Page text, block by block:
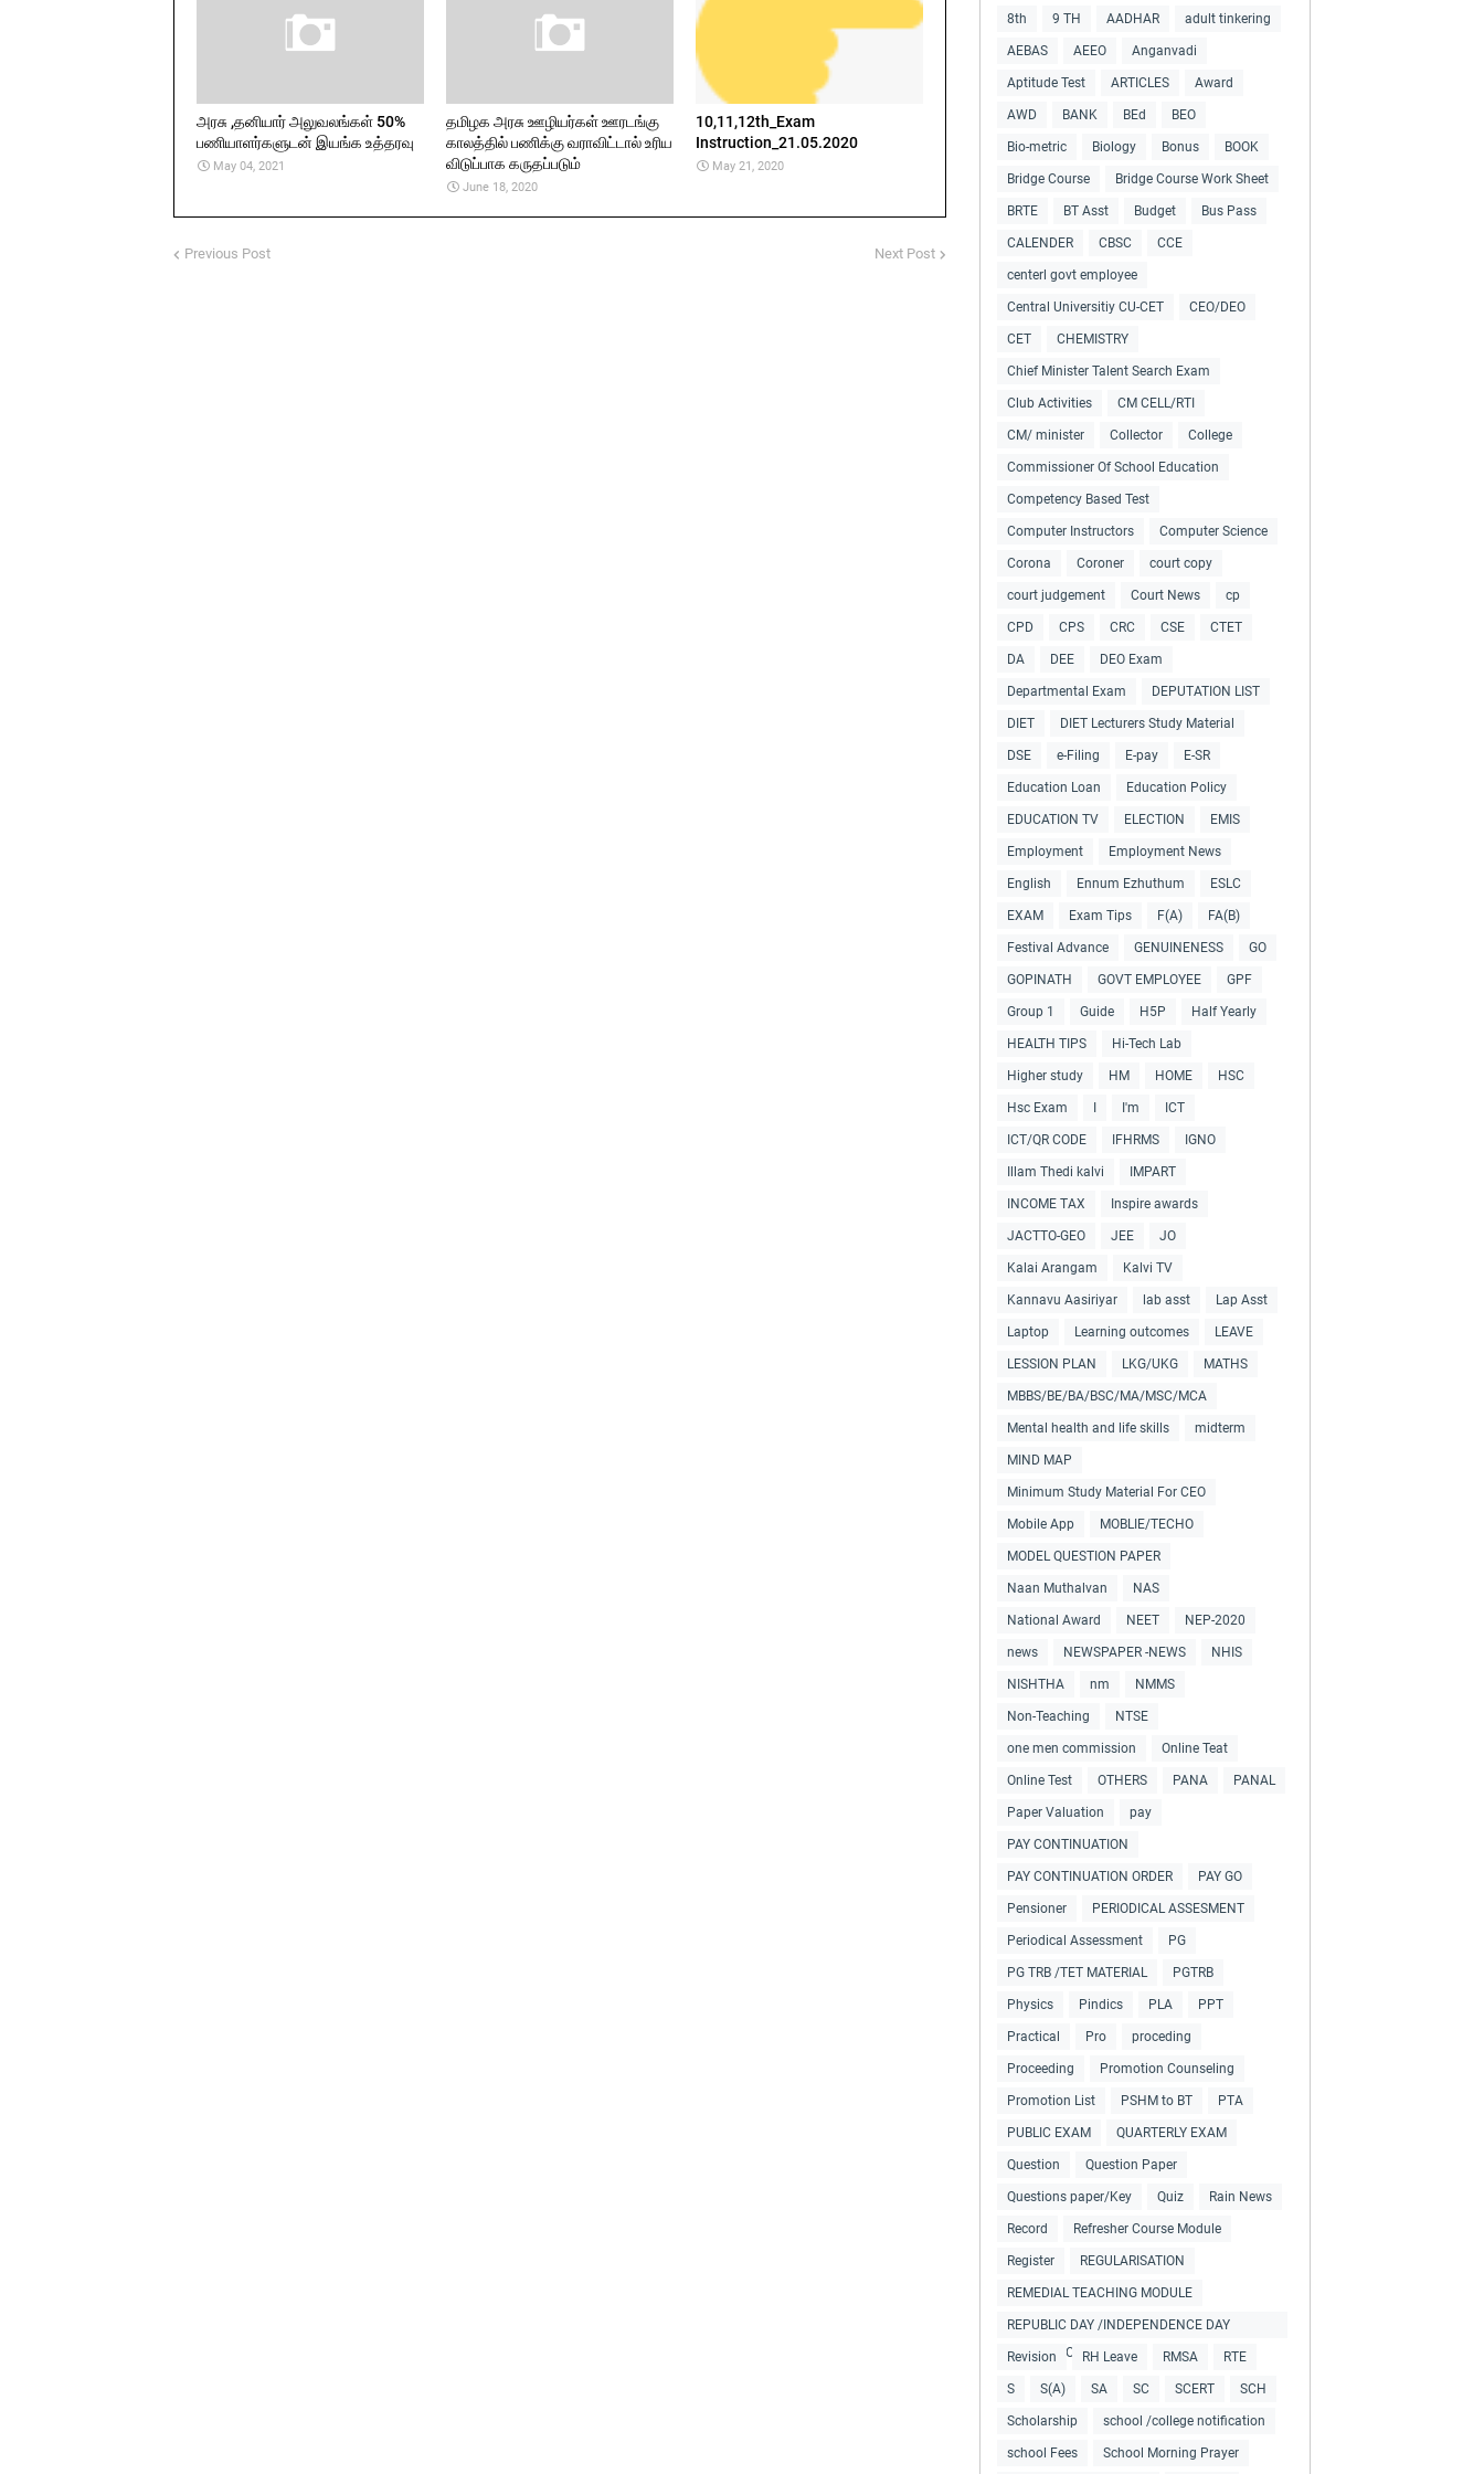
அரசு ,தனியார் அலுவலங்கள் 50%
பணியாளர்களுடன் இயங்க உத்தரவு
May 04, 2021
தமிழக அரசு ஊழியர்கள் ஊரடங்கு
காலத்தில் பணிக்கு வராவிட்டால் உரிய
விடுப்பாக கருதப்படும்
June 18, 2020
10,11,12th_Exam
Instruction_21.05.2020
May 21, 2020
Previous Post Next Post
8th 9 TH AADHAR adult tinkering
AEBAS AEEO Anganvadi
Aptitude Test ARTICLES Award
AWD BANK BEd BEO
Bio-metric Biology Bonus BOOK
Bridge Course Bridge Course Work Sheet
BRTE BT Asst Budget Bus Pass
CALENDER CBSC CCE
centerl govt employee
Central Universitiy CU-CET CEO/DEO
CET CHEMISTRY
Chief Minister Talent Search Exam
Club Activities CM CELL/RTI
CM/ minister Collector College
Commissioner Of School Education
Competency Based Test
Computer Instructors Computer Science
Corona Coroner court copy
court judgement Court News cp
CPD CPS CRC CSE CTET
DA DEE DEO Exam
Departmental Exam DEPUTATION LIST
DIET DIET Lecturers Study Material
DSE e-Filing E-pay E-SR
Education Loan Education Policy
EDUCATION TV ELECTION EMIS
Employment Employment News
English Ennum Ezhuthum ESLC
EXAM Exam Tips F(A) FA(B)
Festival Advance GENUINENESS GO
GOPINATH GOVT EMPLOYEE GPF
Group 1 Guide H5P Half Yearly
HEALTH TIPS Hi-Tech Lab
Higher study HM HOME HSC
Hsc Exam I'm ICT
ICT/QR CODE IFHRMS IGNO
Illam Thedi kalvi IMPART
INCOME TAX Inspire awards
JACTTO-GEO JEE JO
Kalai Arangam Kalvi TV
Kannavu Aasiriyar lab asst Lap Asst
Laptop Learning outcomes LEAVE
LESSION PLAN LKG/UKG MATHS
MBBS/BE/BA/BSC/MA/MSC/MCA
Mental health and life skills midterm
MIND MAP
Minimum Study Material For CEO
Mobile App MOBLIE/TECHO
MODEL QUESTION PAPER
Naan Muthalvan NAS
National Award NEET NEP-2020
news NEWSPAPER -NEWS NHIS
NISHTHA nm NMMS
Non-Teaching NTSE
one men commission Online Teat
Online Test OTHERS PANA PANAL
Paper Valuation pay
PAY CONTINUATION
PAY CONTINUATION ORDER PAY GO
Pensioner PERIODICAL ASSESMENT
Periodical Assessment PG
PG TRB /TET MATERIAL PGTRB
Physics Pindics PLA PPT
Practical Pro proceding
Proceeding Promotion Counseling
Promotion List PSHM to BT PTA
PUBLIC EXAM QUARTERLY EXAM
Question Question Paper
Questions paper/Key Quiz Rain News
Record Refresher Course Module
Register REGULARISATION
REMEDIAL TEACHING MODULE
REPUBLIC DAY /INDEPENDENCE DAY
COLLECTIONS
Revision RH Leave RMSA RTE
S S(A) SA SC SCERT SCH
Scholarship school /college notification
school Fees School Morning Prayer